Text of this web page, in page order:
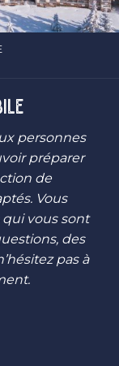
personnes
préparer
de
Vous
vous sont
des
pas à